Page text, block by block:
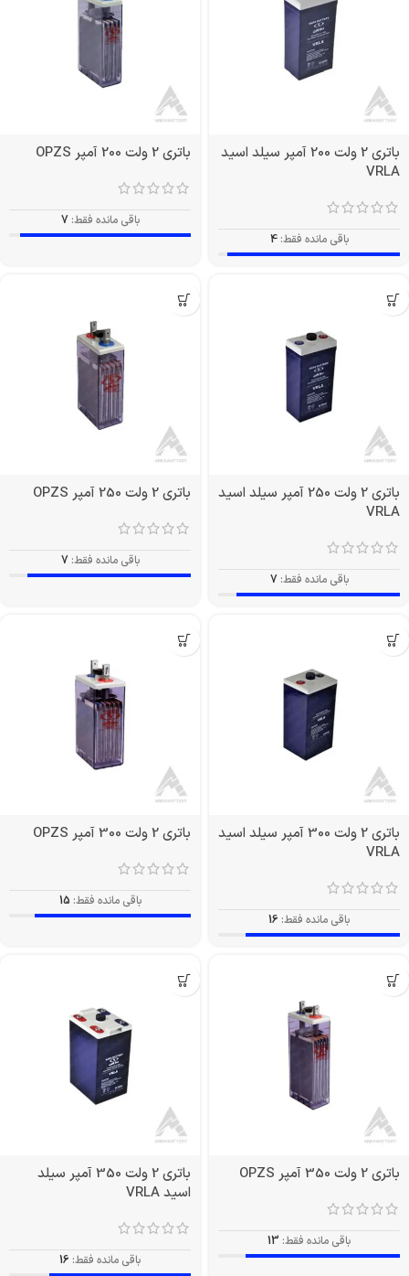
باتری 2 ولت 200 آمپر سیلد اسید
VRLA
باقی مانده فقط: 4
باتری 2 ولت 200 آمپر OPZS
باقی مانده فقط: 7
باتری 2 ولت 250 آمپر سیلد اسید
VRLA
باقی مانده فقط: 7
باتری 2 ولت 250 آمپر OPZS
باقی مانده فقط: 7
باتری 2 ولت 300 آمپر سیلد اسید
VRLA
باقی مانده فقط: 16
باتری 2 ولت 300 آمپر OPZS
باقی مانده فقط: 15
باتری 2 ولت 350 آمپر OPZS
باقی مانده فقط: 13
باتری 2 ولت 350 آمپر سیلد
اسید VRLA
باقی مانده فقط: 16